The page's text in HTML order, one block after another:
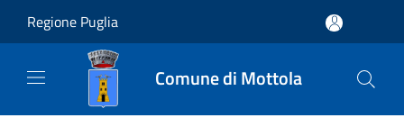
Regione Puglia
Comune di Mottola